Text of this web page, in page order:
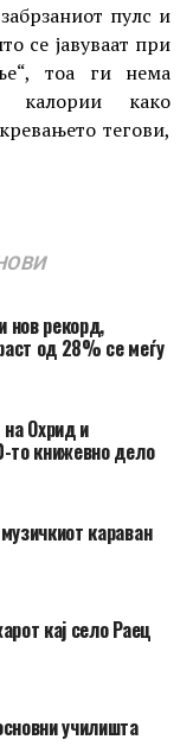
пулс и
се јавуваат при
тоа ги нема
калории како
тегови,
нов рекорд,
од 28% се меѓу
на Охрид и
то книжевно дело
караван
кај село Раец
училишта